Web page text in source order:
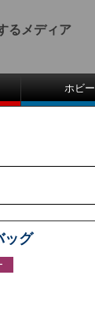
るメディア
ホビー
ッグ